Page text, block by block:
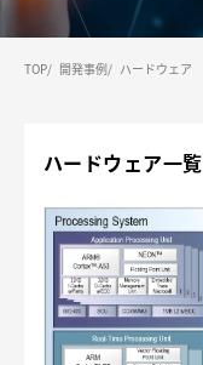
TOP 開発事例 ハードウェア
ハードウェア一覧